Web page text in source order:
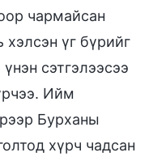
чармайсан
үг бүрийг
сэтгэлээсээ
Ийм
Бурханы
хүрч чадсан